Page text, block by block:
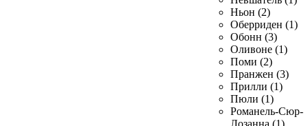
Ньон (2)
Оберриден (1)
Обонн (3)
Оливоне (1)
Поми (2)
Пранжен (3)
Прилли (1)
Пюли (1)
Романель-Сюр-
Лозанна (1)